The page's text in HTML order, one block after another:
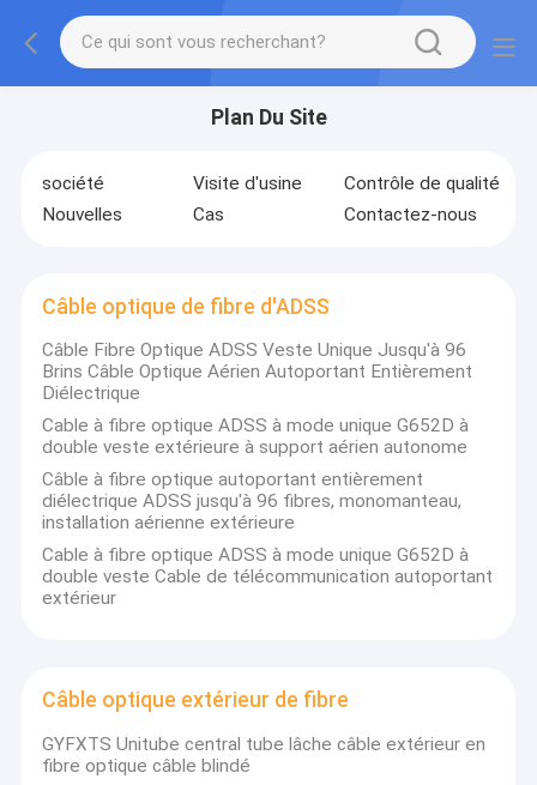
Plan Du Site
société Visite d'usine
Contrôle de qualité
Nouvelles
Cas Contactez-nous
Câble optique de fibre d'ADSS
Câble Fibre Optique ADSS Veste Unique Jusqu'à 96
Brins Câble Optique Aérien Autoportant Entièrement
Diélectrique
Cable à fibre optique ADSS à mode unique G652D à
double veste extérieure à support aérien autonome
Câble à fibre optique autoportant entièrement
diélectrique ADSS jusqu'à 96 fibres, monomanteau,
installation aérienne extérieure
Cable à fibre optique ADSS à mode unique G652D à
double veste Cable de télécommunication autoportant
extérieur
Câble optique extérieur de fibre
GYFXTS Unitube central tube lâche câble extérieur en
fibre optique câble blindé